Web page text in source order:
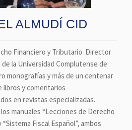
ALMUDÍ CID
Financiero y Tributario. Director
la Universidad Complutense de
monografías y más de un centenar
libros y comentarios
en revistas especializadas.
manuales “Lecciones de Derecho
Fiscal Español”, ambos